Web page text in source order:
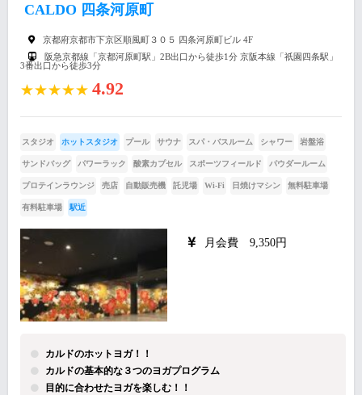
CALDO 四条河原町
京都府京都市下京区順風町３０５ 四条河原町ビル 4F
阪急京都線「京都河原町駅」2B出口から徒歩1分 京阪本線「祇園四条駅」
3番出口から徒歩3分
★★★★★ 4.92
スタジオ ホットスタジオ プール サウナ スパ・バスルーム シャワー 岩盤浴
サンドバッグ パワーラック 酸素カプセル スポーツフィールド パウダールーム
プロテインラウンジ 売店 自動販売機 託児場 Wi-Fi 日焼けマシン 無料駐車場
有料駐車場 駅近
月会費 9,350円
カルドのホットヨガ！！
カルドの基本的な３つのヨガプログラム
目的に合わせたヨガを楽しむ！！